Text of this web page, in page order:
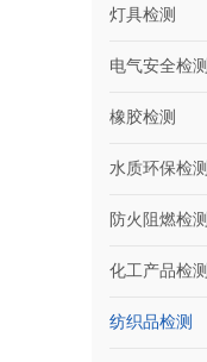
灯具检测
电气安全检测
橡胶检测
水质环保检测
防火阻燃检测
化工产品检测
纺织品检测